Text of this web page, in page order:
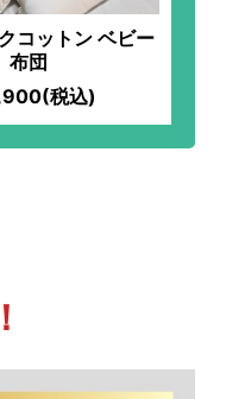
コットン ベビー
布団
税込)